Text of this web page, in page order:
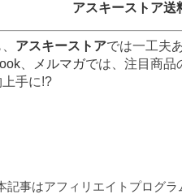
アスキーストア送
アスキーストアでは一工夫
メルマガでは、注目商品
手に!?
記事はアフィリエイトプログ